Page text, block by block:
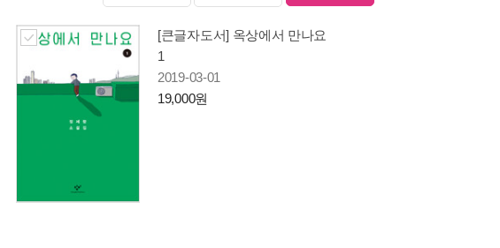
[큰글자도서] 옥상에서 만나요
1
2019-03-01
19,000원